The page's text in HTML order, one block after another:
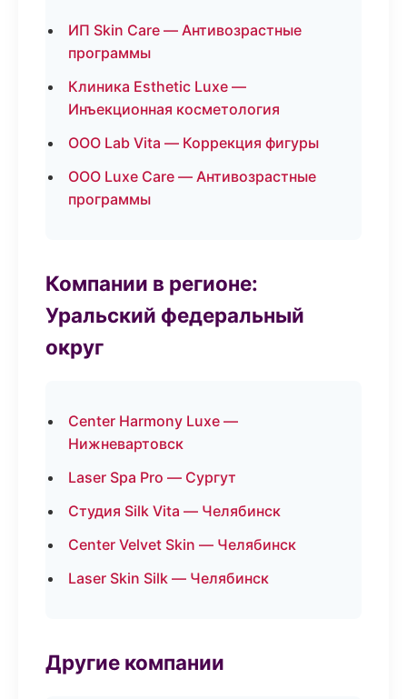
ИП Skin Care — Антивозрастные
программы
Клиника Esthetic Luxe —
Инъекционная косметология
ООО Lab Vita — Коррекция фигуры
ООО Luxe Care — Антивозрастные
программы
Компании в регионе:
Уральский федеральный
округ
Center Harmony Luxe —
Нижневартовск
Laser Spa Pro — Сургут
Студия Silk Vita — Челябинск
Center Velvet Skin — Челябинск
Laser Skin Silk — Челябинск
Другие компании